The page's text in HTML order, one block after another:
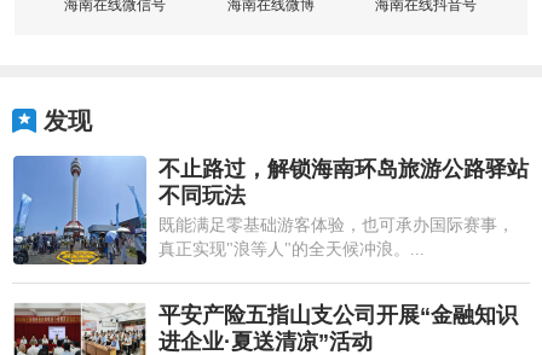
海南在线微信号 海南在线微博 海南在线抖音号
发现
不止路过，解锁海南环岛旅游公路驿站
不同玩法
既能满足零基础游客体验，也可承办国际赛事，
真正实现"浪等人"的全天候冲浪。...
平安产险五指山支公司开展“金融知识
进企业·夏送清凉”活动